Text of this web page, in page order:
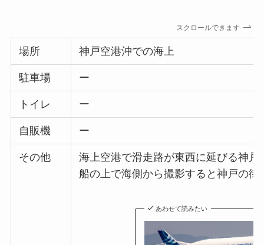
スクロールできます
場所 神戸空港沖での海上
駐車場 ー
トイレ ー
自販機 ー
その他
海上空港で滑走路が東西に延びる神
船の上で海側から撮影すると神戸の
あわせて読みたい